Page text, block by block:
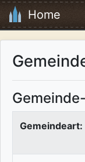
Home
Gemeindeart: